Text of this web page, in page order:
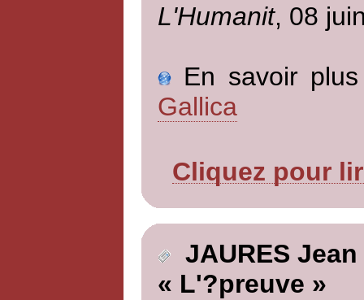
L'Humanit, 08
En savoir
Gallica
Cliquez pour
JAURES Jean
« L'?preuve »